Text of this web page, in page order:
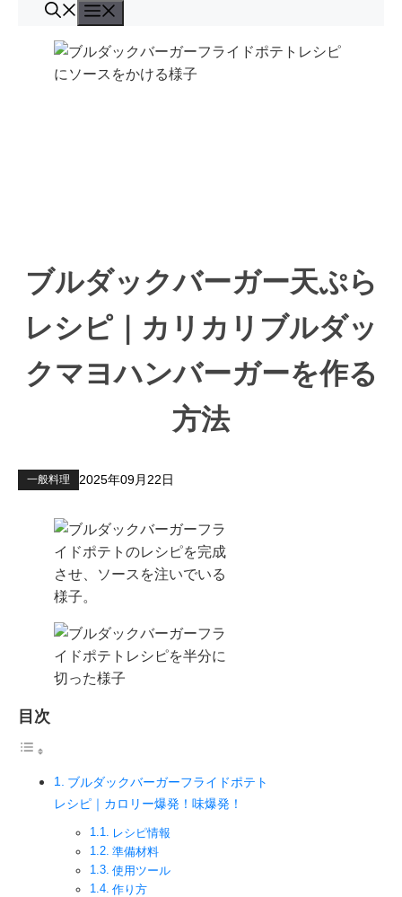
ュ
ー
ブルダックバーガー天ぷら
レシピ｜カリカリブルダッ
クマヨハンバーガーを作る
方法
一般料理 2025年09月22日
目次
ブルダックバーガーフライドポテト
レシピ｜カロリー爆発！味爆発！
レシピ情報
準備材料
使用ツール
作り方